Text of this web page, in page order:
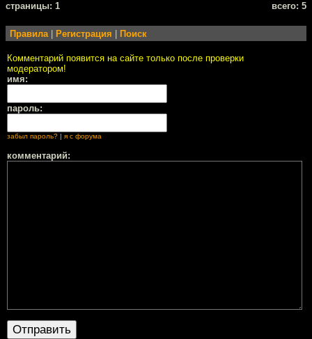
cтраницы: 1 всего: 5
Правила| Регистрация Поиск
Комментарий появится на сайте только после проверки
модератором!
имя:
пароль:
забыл пароль? | я с форума
комментарий: